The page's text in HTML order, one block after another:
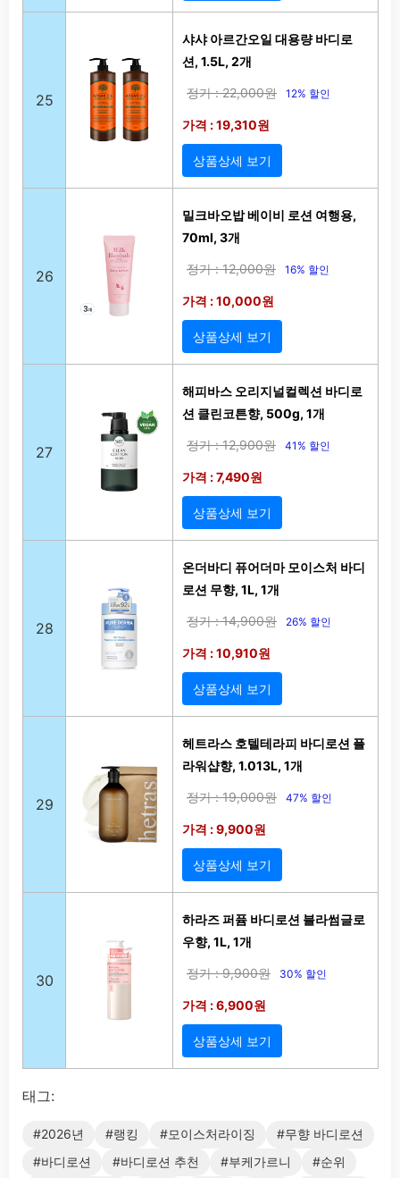
25
샤샤 아르간오일 대용량 바디로
션, 1.5L, 2개
정가 : 22,000원 12% 할인
가격 : 19,310원
상품상세 보기
26
밀크바오밥 베이비 로션 여행용,
70ml, 3개
정가 : 12,000원 16% 할인
가격 : 10,000원
상품상세 보기
27
해피바스 오리지널컬렉션 바디로
션 클린코튼향, 500g, 1개
정가 : 12,900원 41% 할인
가격 : 7,490원
상품상세 보기
28
온더바디 퓨어더마 모이스처 바디
로션 무향, 1L, 1개
정가 : 14,900원 26% 할인
가격 : 10,910원
상품상세 보기
29
헤트라스 호텔테라피 바디로션 플
라워샵향, 1.013L, 1개
정가 : 19,000원 47% 할인
가격 : 9,900원
상품상세 보기
30
하라즈 퍼퓸 바디로션 블라썸글로
우향, 1L, 1개
정가 : 9,900원 30% 할인
가격 : 6,900원
상품상세 보기
태그:
#2026년 #랭킹 #모이스처라이징
#무향 바디로션
#바디로션
#바디로션 추천 #부케가르니 #순위